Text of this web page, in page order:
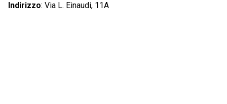
Indirizzo: Via L. Einaudi, 11A